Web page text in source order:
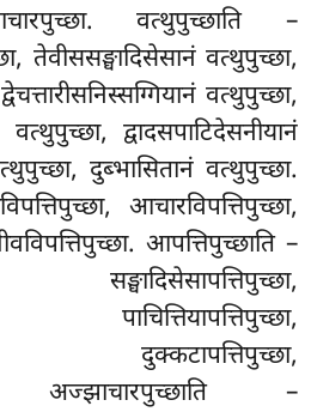
वत्थुपुच्छाति –
तेवीससङ्घादिसेसानं वत्थुपुच्छा,
वत्थुपुच्छा,
वत्थुपुच्छा, द्वादसपाटिदेसनीयानं
दुब्भासितानं वत्थुपुच्छा.
आचारविपत्तिपुच्छा,
आपत्तिपुच्छाति –
सङ्घादिसेसापत्तिपुच्छा,
पाचित्तियापत्तिपुच्छा,
दुक्कटापत्तिपुच्छा,
अज्झाचारपुच्छाति –